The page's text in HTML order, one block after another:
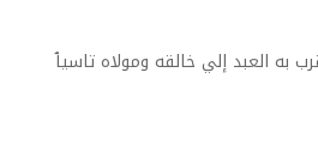
إلي خالقه ومولاه تاسيٱ